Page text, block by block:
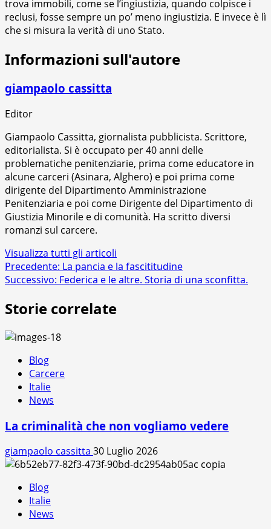
trova immobili, come se l’ingiustizia, quando colpisce i
reclusi, fosse sempre un po’ meno ingiustizia. E invece è lì
che si misura la verità di uno Stato.
Informazioni sull'autore
giampaolo cassitta
Editor
Giampaolo Cassitta, giornalista pubblicista. Scrittore,
editorialista. Si è occupato per 40 anni delle
problematiche penitenziarie, prima come educatore in
alcune carceri (Asinara, Alghero) e poi prima come
dirigente del Dipartimento Amministrazione
Penitenziaria e poi come Dirigente del Dipartimento di
Giustizia Minorile e di comunità. Ha scritto diversi
romanzi sul carcere.
Visualizza tutti gli articoli
Navigazione
articolo
Precedente: La pancia e la fascititudine
Successivo: Federica e le altre. Storia di una sconfitta.
Storie correlate
Blog
Carcere
Italie
News
La criminalità che non vogliamo vedere
giampaolo cassitta 30 Luglio 2026
Blog
Italie
News